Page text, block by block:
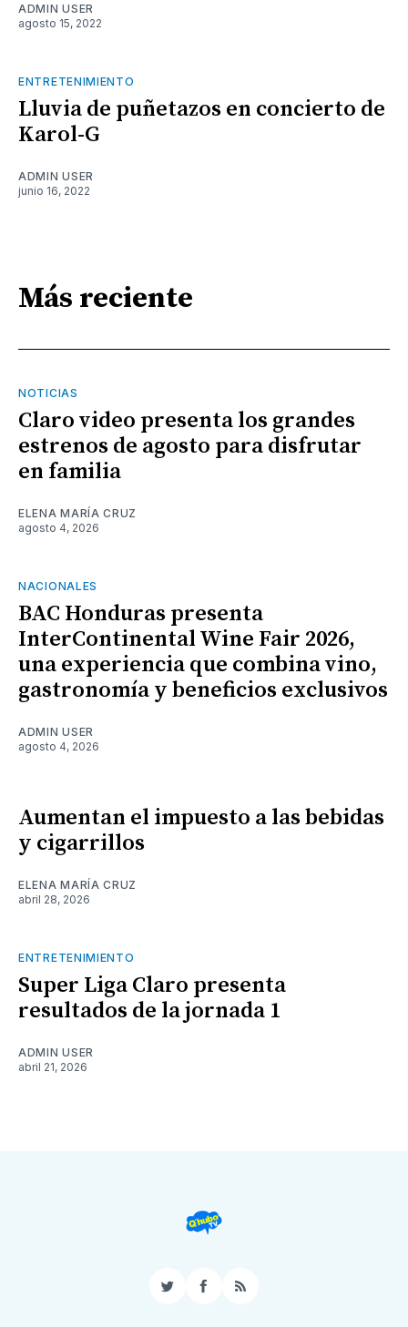
ADMIN USER
agosto 15, 2022
ENTRETENIMIENTO
Lluvia de puñetazos en concierto de
Karol-G
ADMIN USER
junio 16, 2022
Más reciente
NOTICIAS
Claro video presenta los grandes
estrenos de agosto para disfrutar
en familia
ELENA MARÍA CRUZ
agosto 4, 2026
NACIONALES
BAC Honduras presenta
InterContinental Wine Fair 2026,
una experiencia que combina vino,
gastronomía y beneficios exclusivos
ADMIN USER
agosto 4, 2026
Aumentan el impuesto a las bebidas
y cigarrillos
ELENA MARÍA CRUZ
abril 28, 2026
ENTRETENIMIENTO
Super Liga Claro presenta
resultados de la jornada 1
ADMIN USER
abril 21, 2026
TwitterFacebook
RSS